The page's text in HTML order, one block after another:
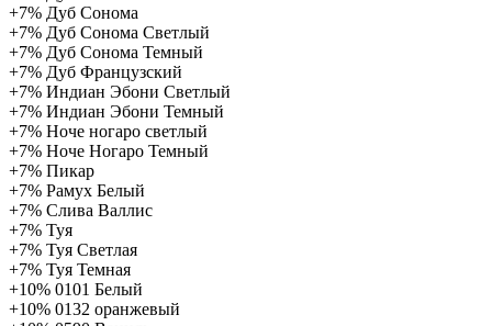
+7% Дуб Сонома
+7% Дуб Сонома Светлый
+7% Дуб Сонома Темный
+7% Дуб Французский
+7% Индиан Эбони Светлый
+7% Индиан Эбони Темный
+7% Ноче ногаро светлый
+7% Ноче Ногаро Темный
+7% Пикар
+7% Рамух Белый
+7% Слива Валлис
+7% Туя
+7% Туя Светлая
+7% Туя Темная
+10% 0101 Белый
+10% 0132 оранжевый